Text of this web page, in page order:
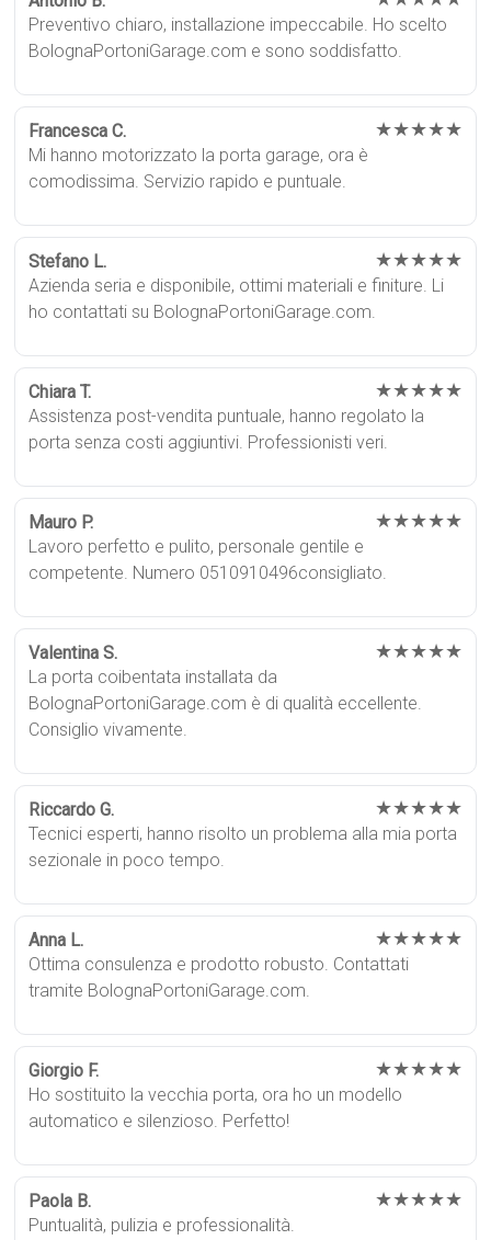
Preventivo chiaro, installazione impeccabile. Ho scelto
BolognaPortoniGarage.com e sono soddisfatto.
Francesca C. ★★★★★
Mi hanno motorizzato la porta garage, ora è
comodissima. Servizio rapido e puntuale.
Stefano L. ★★★★★
Azienda seria e disponibile, ottimi materiali e finiture. Li
ho contattati su BolognaPortoniGarage.com.
Chiara T. ★★★★★
Assistenza post-vendita puntuale, hanno regolato la
porta senza costi aggiuntivi. Professionisti veri.
Mauro P. ★★★★★
Lavoro perfetto e pulito, personale gentile e
competente. Numero 0510910496consigliato.
Valentina S. ★★★★★
La porta coibentata installata da
BolognaPortoniGarage.com è di qualità eccellente.
Consiglio vivamente.
Riccardo G. ★★★★★
Tecnici esperti, hanno risolto un problema alla mia porta
sezionale in poco tempo.
Anna L. ★★★★★
Ottima consulenza e prodotto robusto. Contattati
tramite BolognaPortoniGarage.com.
Giorgio F. ★★★★★
Ho sostituito la vecchia porta, ora ho un modello
automatico e silenzioso. Perfetto!
Paola B. ★★★★★
Puntualità, pulizia e professionalità.